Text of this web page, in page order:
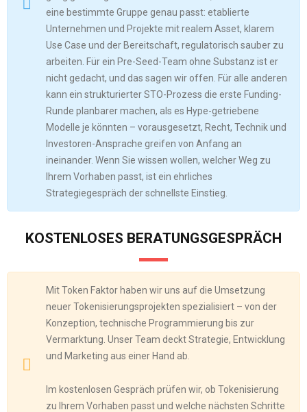
eine bestimmte Gruppe genau passt: etablierte
Unternehmen und Projekte mit realem Asset, klarem
Use Case und der Bereitschaft, regulatorisch sauber zu
arbeiten. Für ein Pre-Seed-Team ohne Substanz ist er
nicht gedacht, und das sagen wir offen. Für alle anderen
kann ein strukturierter STO-Prozess die erste Funding-
Runde planbarer machen, als es Hype-getriebene
Modelle je könnten – vorausgesetzt, Recht, Technik und
Investoren-Ansprache greifen von Anfang an
ineinander. Wenn Sie wissen wollen, welcher Weg zu
Ihrem Vorhaben passt, ist ein ehrliches
Strategiegespräch der schnellste Einstieg.
KOSTENLOSES BERATUNGSGESPRÄCH
Mit Token Faktor haben wir uns auf die Umsetzung
neuer Tokenisierungsprojekten spezialisiert – von der
Konzeption, technische Programmierung bis zur
Vermarktung. Unser Team deckt Strategie, Entwicklung
und Marketing aus einer Hand ab.
Im kostenlosen Gespräch prüfen wir, ob Tokenisierung
zu Ihrem Vorhaben passt und welche nächsten Schritte